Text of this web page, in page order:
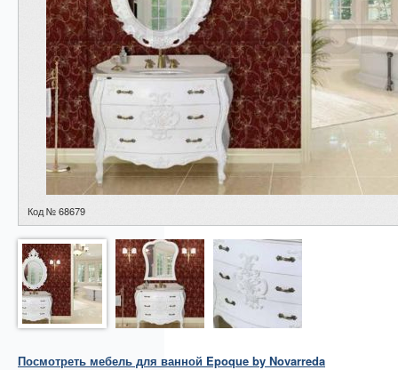
Код № 68679
Посмотреть мебель для ванной Epoque by Novarreda